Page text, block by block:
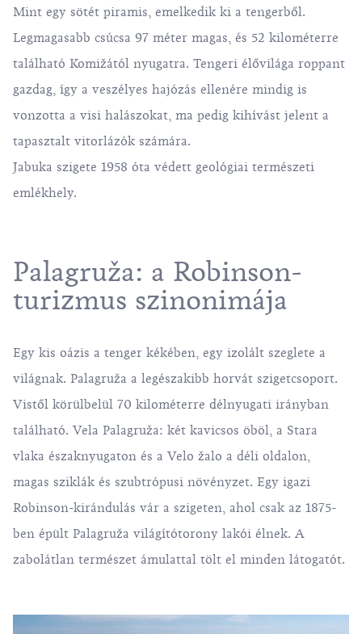
Mint egy sötét piramis, emelkedik ki a tengerből.
Legmagasabb csúcsa 97 méter magas, és 52 kilométerre
található Komižától nyugatra. Tengeri élővilága roppant
gazdag, így a veszélyes hajózás ellenére mindig is
vonzotta a visi halászokat, ma pedig kihívást jelent a
tapasztalt vitorlázók számára.
Jabuka szigete 1958 óta védett geológiai természeti
emlékhely.
Palagruža: a Robinson-
turizmus szinonimája
Egy kis oázis a tenger kékében, egy izolált szeglete a
világnak. Palagruža a legészakibb horvát szigetcsoport.
Vistől körülbelül 70 kilométerre délnyugati irányban
található. Vela Palagruža: két kavicsos öböl, a Stara
vlaka északnyugaton és a Velo žalo a déli oldalon,
magas sziklák és szubtrópusi növényzet. Egy igazi
Robinson-kirándulás vár a szigeten, ahol csak az 1875-
ben épült Palagruža világítótorony lakói élnek. A
zabolátlan természet ámulattal tölt el minden látogatót.